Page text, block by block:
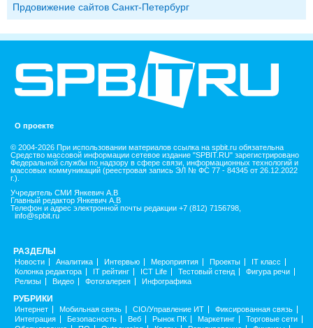
Прдовижение сайтов Санкт-Петербург
О проекте
© 2004-2026 При использовании материалов ссылка на spbit.ru обязательна
Средство массовой информации сетевое издание "SPBIT.RU" зарегистрировано
Федеральной службы по надзору в сфере связи, информационных технологий и
массовых коммуникаций (реестровая запись ЭЛ № ФС 77 - 84345 от 26.12.2022
г.).
Учредитель СМИ Янкевич А.В
Главный редактор Янкевич А.В
Телефон и адрес электронной почты редакции +7 (812) 7156798,
info@spbit.ru
РАЗДЕЛЫ
Новости Аналитика Интервью Мероприятия Проекты
IT класс
Колонка редактора
IT рейтинг ICT Life Тестовый стенд
Фигура речи
Релизы
Видео Фотогалерея Инфографика
РУБРИКИ
Интернет Мобильная связь CIO/Управление ИТ
Фиксированная связь
Интеграция
Безопасность Веб Рынок ПК Маркетинг
Торговые сети